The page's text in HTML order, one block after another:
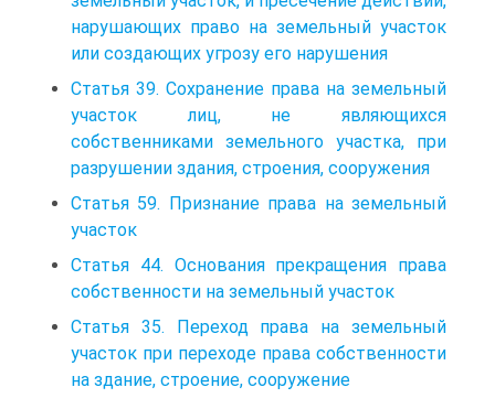
нарушающих право на земельный участок
или создающих угрозу его нарушения
Статья 39. Сохранение права на земельный
участок лиц, не являющихся
собственниками земельного участка, при
разрушении здания, строения, сооружения
Статья 59. Признание права на земельный
участок
Статья 44. Основания прекращения права
собственности на земельный участок
Статья 35. Переход права на земельный
участок при переходе права собственности
на здание, строение, сооружение